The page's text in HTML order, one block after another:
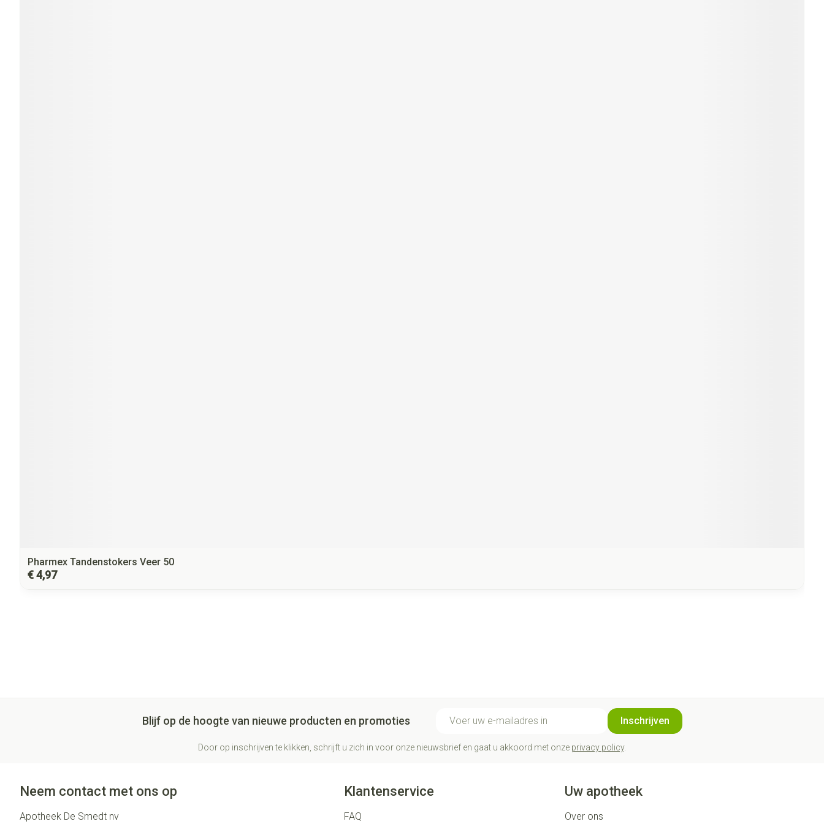
Pharmex Tandenstokers Veer 50
€ 4,97
Blijf op de hoogte van nieuwe producten en promoties Inschrijven
Door op inschrijven te klikken, schrijft u zich in voor onze nieuwsbrief en gaat u akkoord met onze privacy policy.
Neem contact met ons op
Apotheek De Smedt nv
Klantenservice
FAQ
Uw apotheek
Over ons